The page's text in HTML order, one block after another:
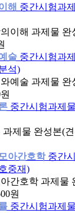
해 중간시험과
이해 과제물 완
술 중간시험과
석)
예술 과제물 완
중간시험과제
과제물 완성본(
아간호학 중간
중재)
간호학 과제물
원
중간시험과제